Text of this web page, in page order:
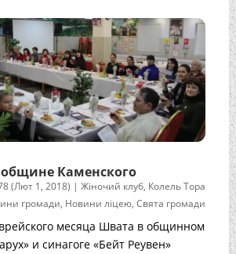
Каменского
(Лют 1, 2018) |Жіночий клуб, Колель Тора
громади, Новини ліцею,Свята громади
месяца Швата в общинном
и синагоге «Бейт Реувен»